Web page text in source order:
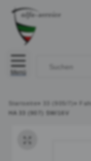
Menü
Startseite » »
HA 33 (907) SW/16V